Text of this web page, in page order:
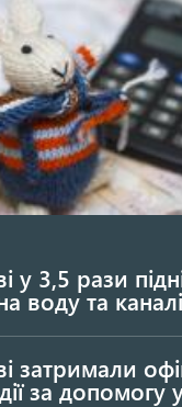
у 3,5 рази
воду та
затримали
за допомогу